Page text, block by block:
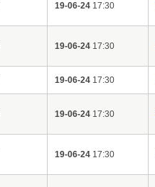
19-06-2417:30
19-06-2417:30
19-06-2417:30
19-06-2417:30
19-06-2417:30